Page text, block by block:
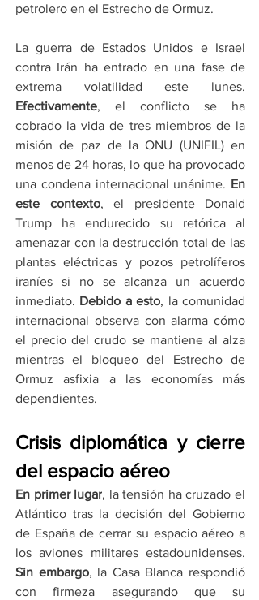
petrolero en el Estrecho de Ormuz.
La guerra de Estados Unidos e Israel
contra Irán ha entrado en una fase de
Efectivamente, el conflicto se ha
cobrado la vida de tres miembros de la
misión de paz de la ONU (UNIFIL) en
menos de 24 horas, lo que ha provocado
una condena internacional unánime. En
este contexto, el presidente Donald
Trump ha endurecido su retórica al
amenazar con la destrucción total de las
plantas eléctricas y pozos petrolíferos
iraníes si no se alcanza un acuerdo
inmediato. Debido a esto, la comunidad
internacional observa con alarma cómo
el precio del crudo se mantiene al alza
mientras el bloqueo del Estrecho de
Ormuz asfixia a las economías más
dependientes.
Crisis diplomática y cierre
del espacio aéreo
En primer lugar, la tensión ha cruzado el
Atlántico tras la decisión del Gobierno
de España de cerrar su espacio aéreo a
Sin embargo, la Casa Blanca respondió
con firmeza asegurando que su